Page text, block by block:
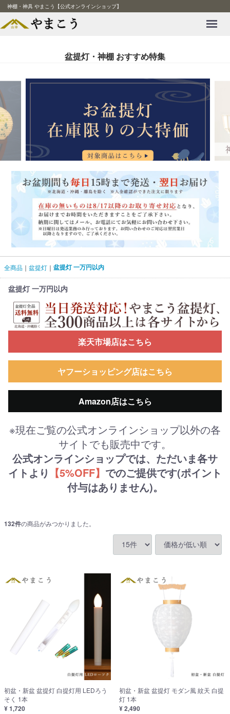
神棚・神具 やまこう【公式オンラインショップ】
盆提灯・神棚 おすすめ特集
全商品 盆提灯 盆提灯 一万円以内
盆提灯 一万円以内
楽天市場店はこちら
ヤフーショッピング店はこちら
Amazon店はこちら
※現在ご覧の公式オンラインショップ以外の各
サイトでも販売中です。
公式オンラインショップでは、ただいま各サ
イトより 【5%OFF】 でのご提供です(ポイント
付与はありません)。
132件の商品がみつかりました。
初盆・新盆 盆提灯 白提灯用 LEDろう
そく 1本
¥ 1,720
初盆・新盆 盆提灯 モダン風 紋天 白提
灯 1本
¥ 2,490